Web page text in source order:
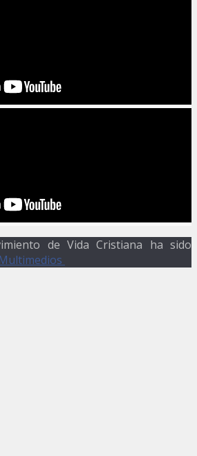
de Vida Cristiana ha sido